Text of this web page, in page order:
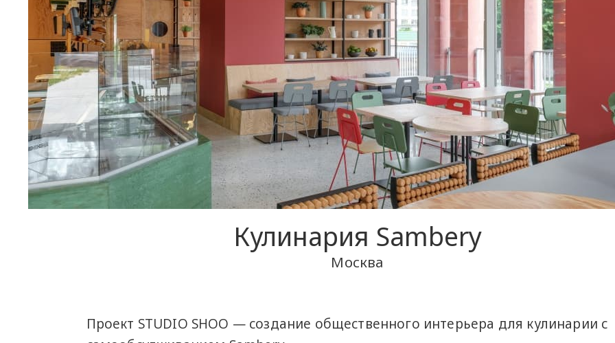
Кулинария Sambery
Москва
Проект STUDIO SHOO — создание общественного интерьера для кулинарии с